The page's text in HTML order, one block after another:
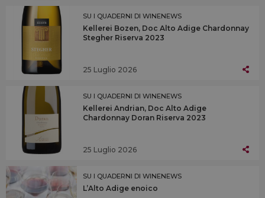
SU I QUADERNI DI WINENEWS
Kellerei Bozen, Doc Alto Adige Chardonnay
Stegher Riserva 2023
25 Luglio 2026
SU I QUADERNI DI WINENEWS
Kellerei Andrian, Doc Alto Adige
Chardonnay Doran Riserva 2023
25 Luglio 2026
SU I QUADERNI DI WINENEWS
L’Alto Adige enoico